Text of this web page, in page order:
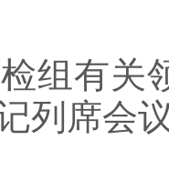
有关领
列席会